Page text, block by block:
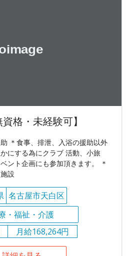
格・未経験可】
＊食事、排泄、入浴の援助以外
にする為にクラブ 活動、小旅
ント企画にも参加頂きます。 ＊
設
名古屋市天白区
・福祉・介護
月給168,264円